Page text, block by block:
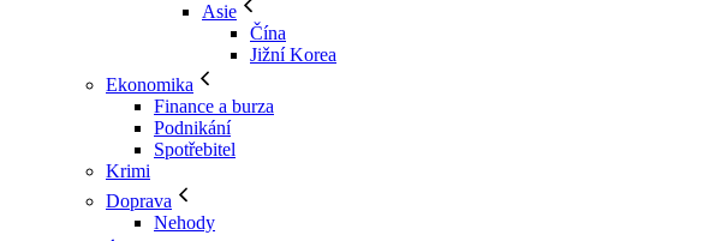
Asie
Čína
Jižní Korea
Ekonomika
Finance a burza
Podnikání
Spotřebitel
Krimi
Doprava
Nehody